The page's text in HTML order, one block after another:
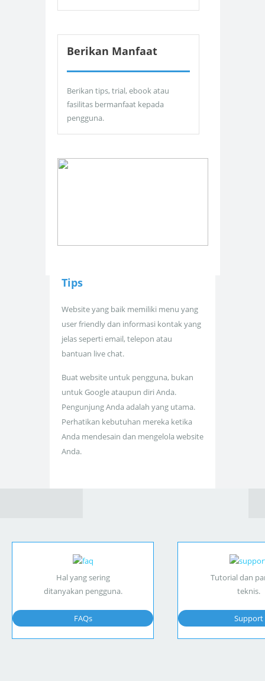
Berikan Manfaat
Berikan tips, trial, ebook atau
fasilitas bermanfaat kepada
pengguna.
Tips
Website yang baik memiliki menu yang
user friendly dan informasi kontak yang
jelas seperti email, telepon atau
bantuan live chat.
Buat website untuk pengguna, bukan
untuk Google ataupun diri Anda.
Pengunjung Anda adalah yang utama.
Perhatikan kebutuhan mereka ketika
Anda mendesain dan mengelola website
Anda.
Hal yang sering
ditanyakan pengguna.
FAQs
Tutorial dan
teknis.
Support